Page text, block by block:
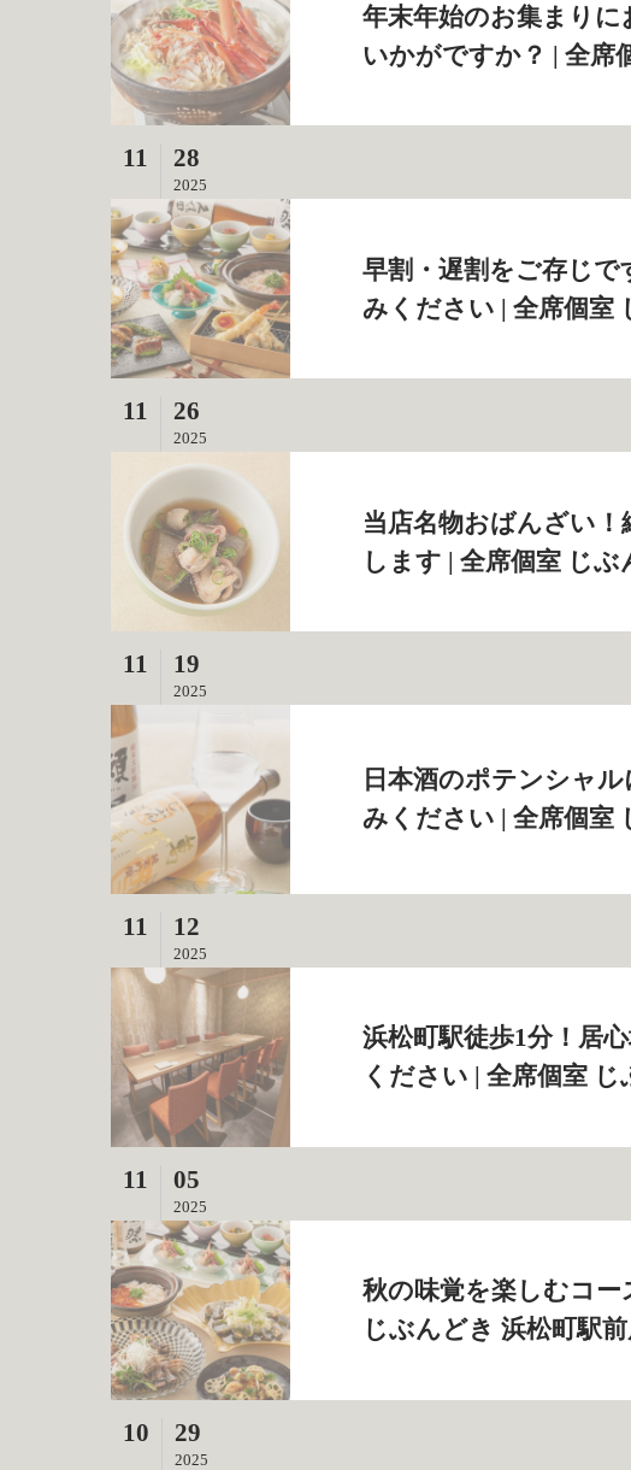
年末年始のお集まり
いかがですか？ | 全席
11 28
2025
早割・遅割をご存じ
みください | 全席個室
11 26
2025
当店名物おばんざい
します | 全席個室 じ
11 19
2025
日本酒のポテンシャ
みください | 全席個室
11 12
2025
浜松町駅徒歩1分！居
ください | 全席個室
11 05
2025
秋の味覚を楽しむコー
じぶんどき 浜松町駅
10 29
2025